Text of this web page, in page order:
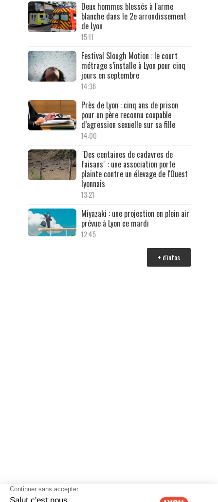
Deux hommes blessés à l'arme
blanche dans le 2e arrondissement
de Lyon
15:11
Festival Slough Motion : le court
métrage s’installe à Lyon pour cinq
jours en septembre
14:36
Près de Lyon : cinq ans de prison
pour un père reconnu coupable
d’agression sexuelle sur sa fille
14:00
"Des centaines de cadavres de
faisans" : une association porte
plainte contre un élevage de l'Ouest
lyonnais
13:21
Miyazaki : une projection en plein air
prévue à Lyon ce mardi
12:45
+ d'infos